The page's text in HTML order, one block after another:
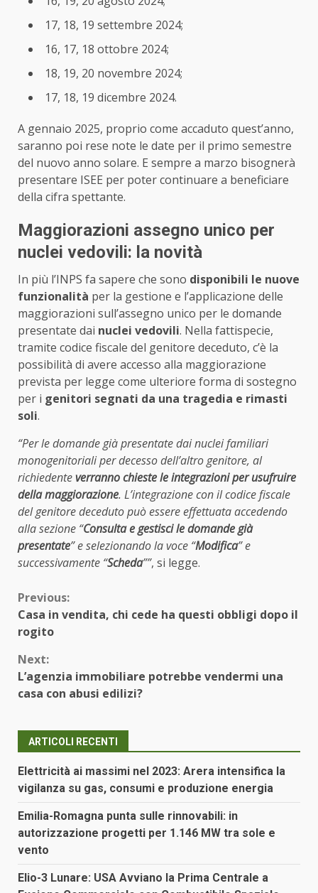
17, 18, 19 settembre 2024;
16, 17, 18 ottobre 2024;
18, 19, 20 novembre 2024;
17, 18, 19 dicembre 2024.
A gennaio 2025, proprio come accaduto quest’anno,
saranno poi rese note le date per il primo semestre
del nuovo anno solare. E sempre a marzo bisognerà
presentare ISEE per poter continuare a beneficiare
della cifra spettante.
Maggiorazioni assegno unico per
nuclei vedovili: la novità
In più l’INPS fa sapere che sono disponibili le nuove
funzionalità per la gestione e l’applicazione delle
maggiorazioni sull’assegno unico per le domande
presentate dai nuclei vedovili. Nella fattispecie,
tramite codice fiscale del genitore deceduto, c’è la
possibilità di avere accesso alla maggiorazione
prevista per legge come ulteriore forma di sostegno
per i genitori segnati da una tragedia e rimasti
soli.
“Per le domande già presentate dai nuclei familiari
monogenitoriali per decesso dell’altro genitore, al
richiedenteverranno chieste le integrazioni per usufruire
della maggiorazione. L’integrazione con il codice fiscale
del genitore deceduto può essere effettuata accedendo
alla sezione “Consulta e gestisci le domande già
presentate” e selezionando la voce “Modifica” e
successivamente “Scheda””, si legge.
Continue
Reading
Previous:
Casa in vendita, chi cede ha questi obbligi dopo il
rogito
Next:
L’agenzia immobiliare potrebbe vendermi una
casa con abusi edilizi?
ARTICOLI RECENTI
Elettricità ai massimi nel 2023: Arera intensifica la
vigilanza su gas, consumi e produzione energia
Emilia-Romagna punta sulle rinnovabili: in
autorizzazione progetti per 1.146 MW tra sole e
vento
Elio-3 Lunare: USA Avviano la Prima Centrale a